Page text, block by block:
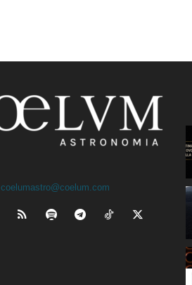
coelumastro@coelum.com